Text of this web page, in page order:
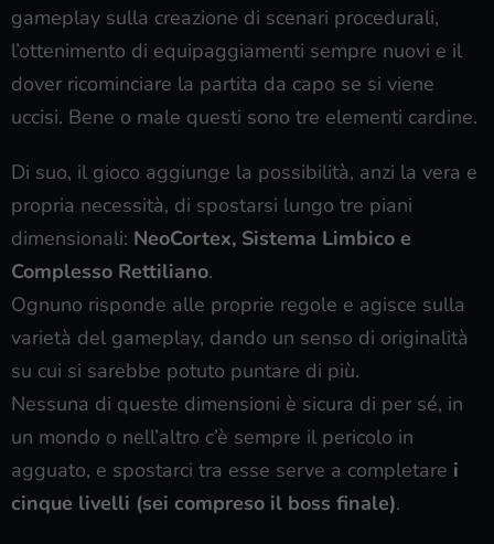
gameplay sulla creazione di scenari procedurali,
l’ottenimento di equipaggiamenti sempre nuovi e il
dover ricominciare la partita da capo se si viene
uccisi. Bene o male questi sono tre elementi cardine.
Di suo, il gioco aggiunge la possibilità, anzi la vera e
propria necessità, di spostarsi lungo tre piani
dimensionali: NeoCortex, Sistema Limbico e
Complesso Rettiliano.
Ognuno risponde alle proprie regole e agisce sulla
varietà del gameplay, dando un senso di originalità
su cui si sarebbe potuto puntare di più.
Nessuna di queste dimensioni è sicura di per sé, in
un mondo o nell’altro c’è sempre il pericolo in
agguato, e spostarci tra esse serve a completare i
cinque livelli (sei compreso il boss finale).